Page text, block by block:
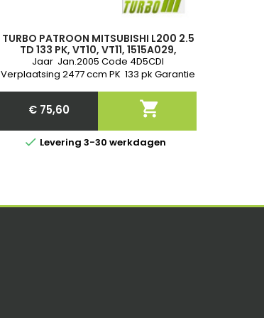
TURBO PATROON MITSUBISHI L200 2.5
TD 133 PK, VT10, VT11, 1515A029,
1515A030, VA420088, VA420101,
VB420088, VB420101
Jaar Jan.2005 Code 4D5CDI
Verplaatsing 2477 ccm PK 133 pk Garantie
Price
€ 75,60 
 Levering 3-30 werkdagen